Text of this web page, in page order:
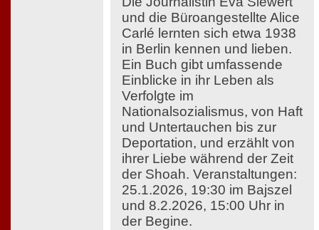
und die Büroangestellte Alice
Carlé lernten sich etwa 1938
in Berlin kennen und lieben.
Ein Buch gibt umfassende
Einblicke in ihr Leben als
Verfolgte im
Nationalsozialismus, von Haft
und Untertauchen bis zur
Deportation, und erzählt von
ihrer Liebe während der Zeit
der Shoah. Veranstaltungen:
25.1.2026, 19:30 im Bajszel
und 8.2.2026, 15:00 Uhr in
der Begine.